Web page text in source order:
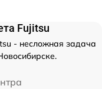
Fujitsu
- несложная задача